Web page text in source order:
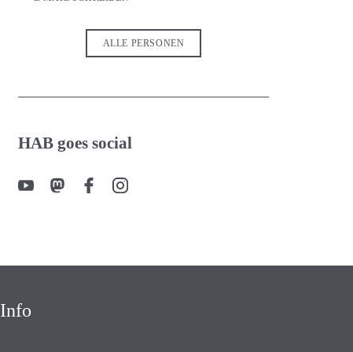
ALLE PERSONEN
HAB goes social
Info